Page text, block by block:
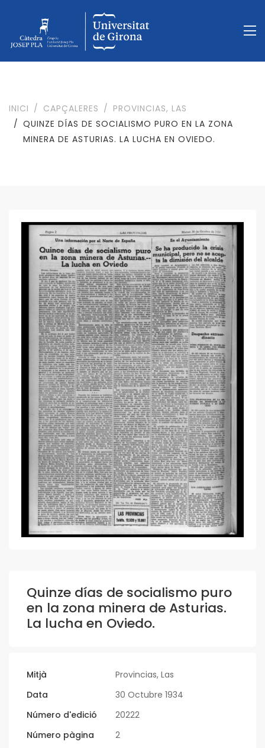
INICI CAPÇALERES
PROVINCIAS, LAS
QUINZE DÍAS DE SOCIALISMO PURO EN LA ZONA
MINERA DE ASTURIAS. LA LUCHA EN OVIEDO.
Quinze días de socialismo puro
en la zona minera de Asturias.
La lucha en Oviedo.
Mitjà
Provincias, Las
Data
30 Octubre 1934
Número d'edició
20222
Número pàgina
2